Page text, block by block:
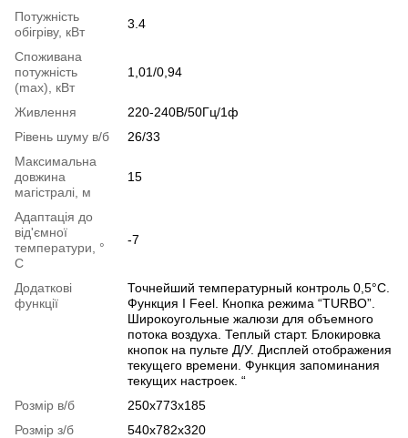
Потужність
обігріву, кВт
3.4
Споживана
потужність
(max), кВт
1,01/0,94
Живлення
220-240В/50Гц/1ф
Рівень шуму в/б
26/33
Максимальна
довжина
магістралі, м
15
Адаптація до
від'ємної
температури, °
C
-7
Додаткові
функції
Точнейший температурный контроль 0,5°С.
Функция I Feel. Кнопка режима “TURBO”.
Широкоугольные жалюзи для объемного
потока воздуха. Теплый старт. Блокировка
кнопок на пульте Д/У. Дисплей отображения
текущего времени. Функция запоминания
текущих настроек. “
Розмір в/б
250x773x185
Розмір з/б
540x782x320